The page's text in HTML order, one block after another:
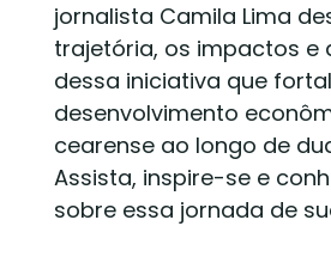
jornalista Camila Lima
trajetória, os impactos e
dessa iniciativa que
desenvolvimento
cearense ao longo de
Assista, inspire-se e
sobre essa jornada de